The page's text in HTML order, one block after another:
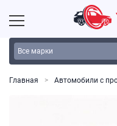
Главная Автомобили с